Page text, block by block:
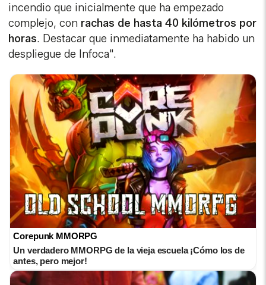
incendio que inicialmente que ha empezado
complejo, con rachas de hasta 40 kilómetros por
horas. Destacar que inmediatamente ha habido un
despliegue de Infoca".
Corepunk MMORPG
Un verdadero MMORPG de la vieja escuela ¡Cómo los de
antes, pero mejor!